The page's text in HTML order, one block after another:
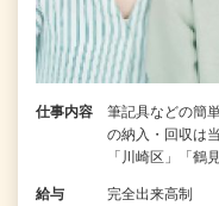
仕事内容
筆記具などの簡
の納入・回収は
「川崎区」「
給与 完全出来高制